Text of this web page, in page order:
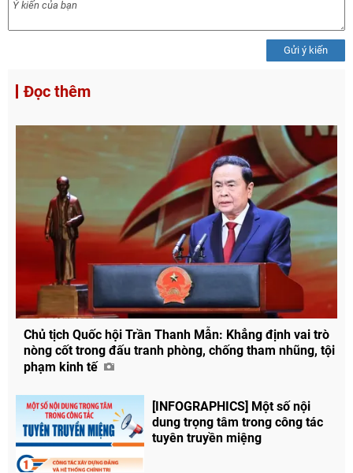
Gửi ý kiến
Đọc thêm
Chủ tịch Quốc hội Trần Thanh Mẫn: Khẳng định vai trò
nòng cốt trong đấu tranh phòng, chống tham nhũng, tội
phạm kinh tế
[INFOGRAPHICS] Một số nội
dung trọng tâm trong công tác
tuyên truyền miệng